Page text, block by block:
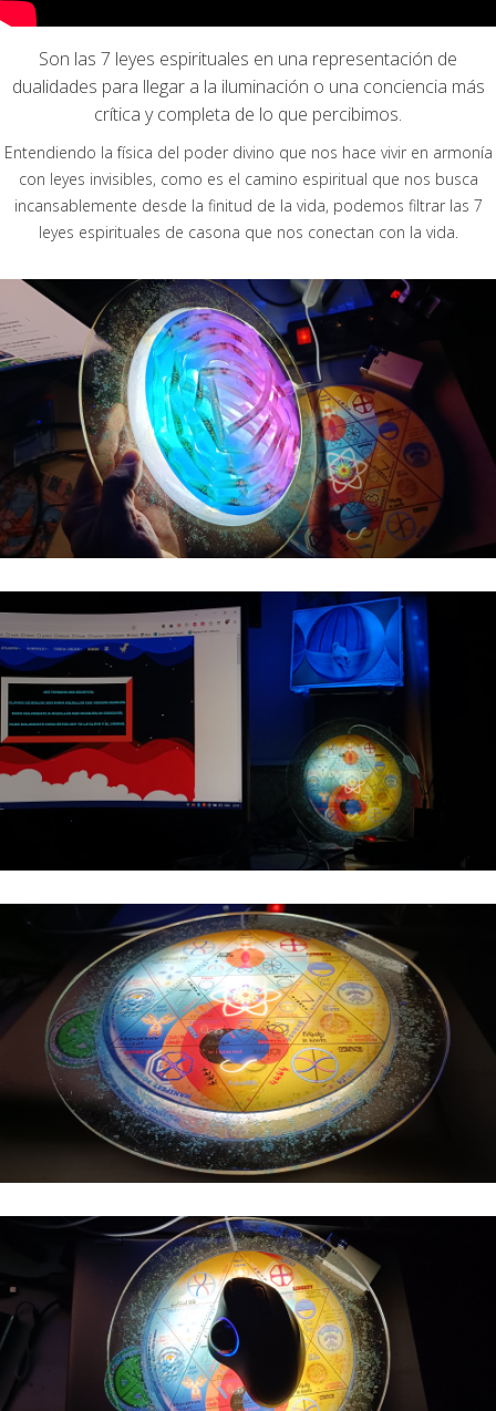
Son las 7 leyes espirituales en una representación de
dualidades para llegar a la iluminación o una conciencia más
crítica y completa de lo que percibimos.
Entendiendo la física del poder divino que nos hace vivir en armonía
con leyes invisibles, como es el camino espiritual que nos busca
incansablemente desde la finitud de la vida, podemos filtrar las 7
leyes espirituales de casona que nos conectan con la vida.